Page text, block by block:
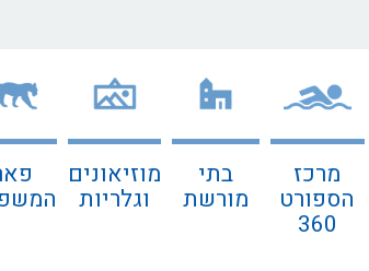
מרכז
הספורט
360
בתי
מורשת
מוזיאונים
וגלריות